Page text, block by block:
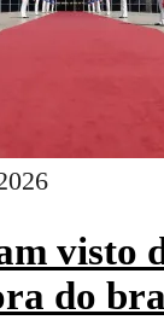
visto
do